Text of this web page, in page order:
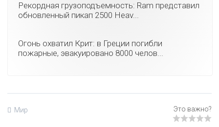
Рекордная грузоподъемность: Ram представил
обновленный пикап 2500 Heav...
Огонь охватил Крит: в Греции погибли
пожарные, эвакуировано 8000 челов...
Мир